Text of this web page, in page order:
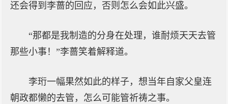
还会得到李蔷的回应，否则怎么会如此兴盛。
“那都是我制造的分身在处理，谁耐烦天天去管
那些小事！”李蔷笑着解释道。
李珩一幅果然如此的样子，想当年自家父皇连
朝政都懒的去管，怎么可能管祈祷之事。